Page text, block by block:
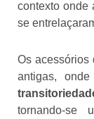
contexto onde
se
Os acessórios
antigas,
tornando-se